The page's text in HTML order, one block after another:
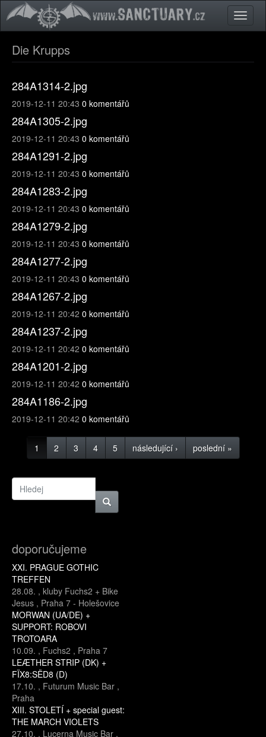
Přejít k hlavnímu obsahu
Toggle
Die Krupps
284A1314-2.jpg
2019-12-11 20:43 0 komentářů
284A1305-2.jpg
2019-12-11 20:43 0 komentářů
284A1291-2.jpg
2019-12-11 20:43 0 komentářů
284A1283-2.jpg
2019-12-11 20:43 0 komentářů
284A1279-2.jpg
2019-12-11 20:43 0 komentářů
284A1277-2.jpg
2019-12-11 20:43 0 komentářů
284A1267-2.jpg
2019-12-11 20:42 0 komentářů
284A1237-2.jpg
2019-12-11 20:42 0 komentářů
284A1201-2.jpg
2019-12-11 20:42 0 komentářů
284A1186-2.jpg
2019-12-11 20:42 0 komentářů
1 2 3 4 5 následující › poslední »
doporučujeme
XXI. PRAGUE GOTHIC
TREFFEN
28.08. , kluby Fuchs2 + Bike
Jesus , Praha 7 - Holešovice
MORWAN (UA/DE) +
SUPPORT: ROBOVI
TROTOARA
10.09. , Fuchs2 , Praha 7
LEÆTHER STRIP (DK) +
FÏX8:SËD8 (D)
17.10. , Futurum Music Bar ,
Praha
XIII. STOLETÍ + special guest:
THE MARCH VIOLETS
27.10. , Lucerna Music Bar ,